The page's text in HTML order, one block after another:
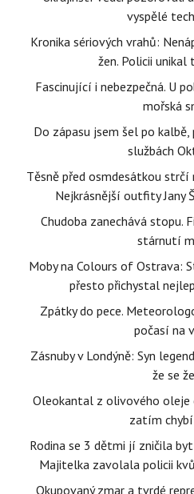
vyspělé
Kronika sériových vrahů:
žen. Policii
Fascinující i nebezpečná. U
mořská
Do zápasu jsem šel po kalbě,
službách
Těsně před osmdesátkou strčí
Nejkrásnější outfity Jany
Chudoba zanechává stopu.
stárnutí
Moby na Colours of Ostrava:
přesto přichystal
Zpátky do pece.
počasí na
Zásnuby v Londýně: Syn
že se
Oleokantal z olivového oleje
zatím
Rodina se 3 dětmi jí zničila
Majitelka zavolala policii
Okupovaný zmar a tvrdé